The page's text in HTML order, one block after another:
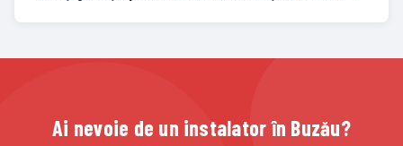
Ai nevoie de un instalator în Buzău?